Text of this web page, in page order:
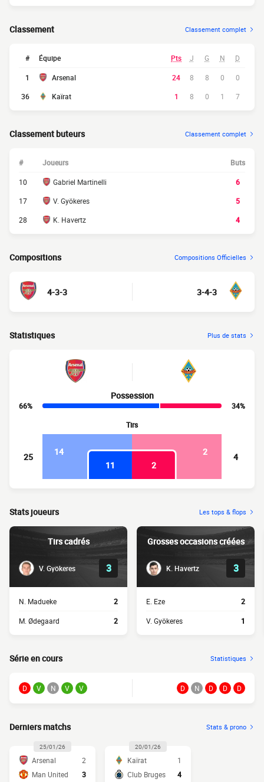
Classement Classement complet
# Équipe Pts J G N D
1 Arsenal 24 8 8 0
0
36
Kaïrat 1 8 0 1 7
Classement buteurs Classement complet
# Joueurs Buts
10 Gabriel Martinelli
6
17
V. Gyökeres
5
28
K. Havertz 4
Compositions Compositions Officielles
4-3-3 3-4-3
Statistiques Plus de stats
Possession
66%
34%
Tirs
25 14
2
11
2
4
Stats joueurs Les tops & flops
Tirs cadrés
V. Gyökeres 3
N. Madueke 2
M. Ødegaard 2
Grosses occasions créées
K. Havertz 3
E. Eze 2
V. Gyökeres 1
Série en cours Statistiques
D V N V V D N D D D
Derniers matchs Stats & prono
25/01/26
Arsenal
2
Man United
3
20/01/26
Kaïrat
1
Club Bruges
4